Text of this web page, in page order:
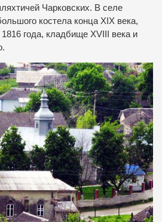
Чарковских. В селе
костела конца XIX века,
года, кладбище XVIII века и